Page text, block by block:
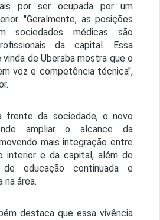
por ser ocupada por um
"Geralmente, as posições
sociedades médicas são
da capital. Essa
de Uberaba mostra que o
voz e competência técnica",
frente da sociedade, o novo
ampliar o alcance da
mais integração entre
interior e da capital, além de
educação continuada e
área.
destaca que essa vivência